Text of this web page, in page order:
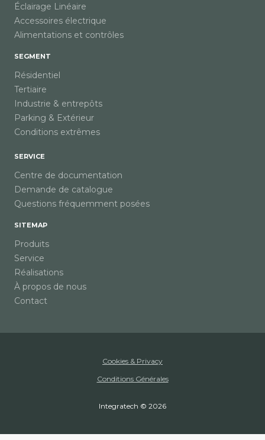
Éclairage Linéaire
Accessoires électrique
Alimentations et contrôles
SEGMENT
Résidentiel
Tertiaire
Industrie & entrepôts
Parking & Extérieur
Conditions extrêmes
SERVICE
Centre de documentation
Demande de catalogue
Questions fréquemment posées
SITEMAP
Produits
Service
Réalisations
À propos de nous
Contact
Cookies & Privacy
Conditions Générales
Integratech © 2026